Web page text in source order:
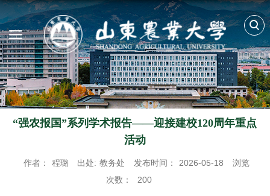
“强农报国”系列学术报告——迎接建校120周年重点
活动
作者： 程璐 出处: 教务处 发布时间： 2026-05-18
浏览
次数：
200